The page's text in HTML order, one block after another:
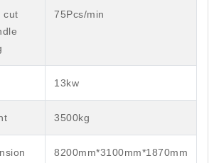
cut
75Pcs/min
13kw
3500kg
8200mm*3100mm*1870mm